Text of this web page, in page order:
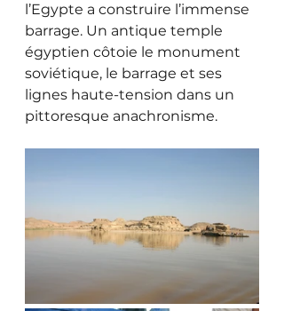
l’Egypte a construire l’immense
barrage. Un antique temple
égyptien côtoie le monument
soviétique, le barrage et ses
lignes haute-tension dans un
pittoresque anachronisme.